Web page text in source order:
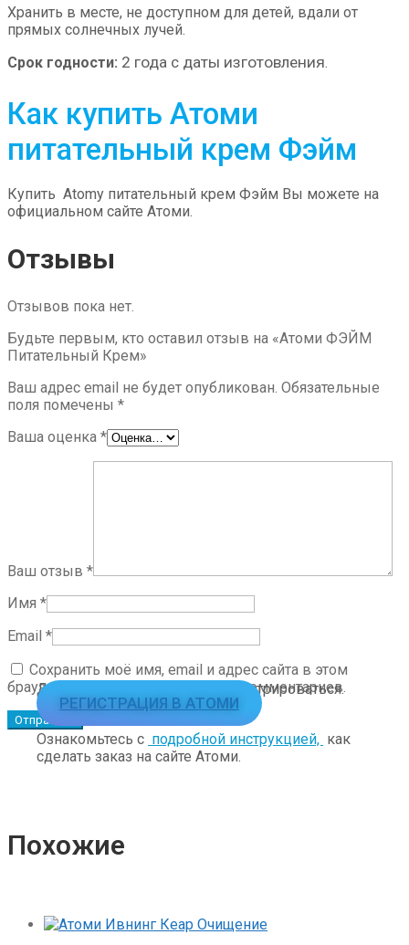
Хранить в месте, не доступном для детей, вдали от
прямых солнечных лучей.
Срок годности: 2 года с даты изготовления
Как купить Атоми
питательный крем Фэйм
Купить Atomy питательный крем Фэйм Вы можете на
официальном сайте Атоми.
Отзывы
Отзывов пока нет.
Будьте первым, кто оставил отзыв на «Атоми ФЭЙМ
Питательный Крем»
Ваш адрес email не будет опубликован. Обязательные
поля помечены *
Ваша оценка *
Ваш отзыв *
Имя *
Email *
Сохранить моё имя, email и адрес сайта в этом
браузере для последующих моих комментариев.
Для заказа необходимо зарегистрироваться.
РЕГИСТРАЦИЯ В АТОМИ
Ознакомьтесь с подробной инструкцией, как
сделать заказ на сайте Атоми.
Похожие